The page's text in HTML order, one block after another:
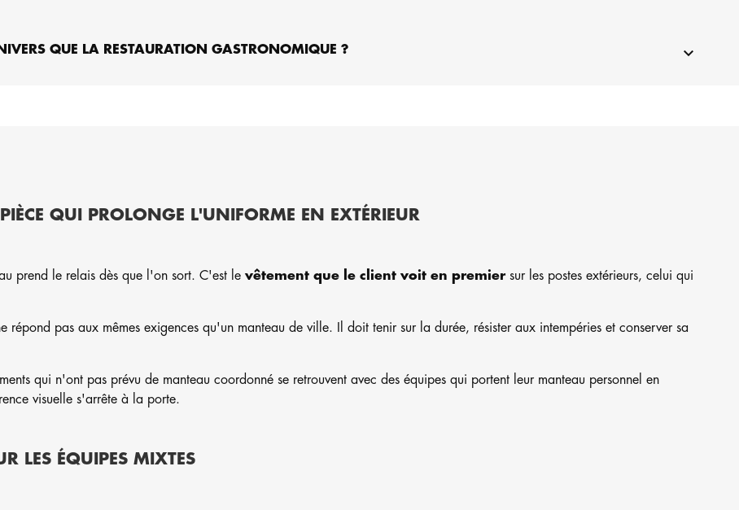
QUE LA RESTAURATION GASTRONOMIQUE ? 
QUI PROLONGE L'UNIFORME EN EXTÉRIEUR
prend le relais dès que l'on sort. C'est le vêtement que le client voit en premiersur les postes extérieurs, celui qui
répond pas aux mêmes exigences qu'un manteau de ville. Il doit tenir sur la durée, résister aux intempéries et conserver sa
qui n'ont pas prévu de manteau coordonné se retrouvent avec des équipes qui portent leur manteau personnel en
visuelle s'arrête à la porte.
LES ÉQUIPES MIXTES